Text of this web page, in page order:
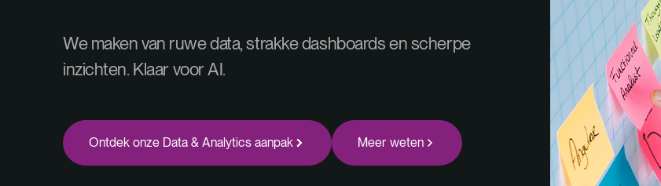
We maken van ruwe data, strakke dashboards en scherpe
inzichten. Klaar voor AI.
Ontdek onze Data & Analytics aanpak Meer weten